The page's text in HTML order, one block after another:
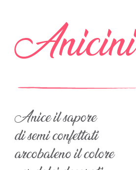
Anicini
Anice il sapore
di semi confettati
arcobaleno il colore